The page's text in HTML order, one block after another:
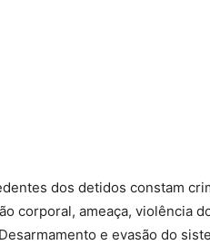
dos detidos constam
corporal, ameaça, violência
e evasão do